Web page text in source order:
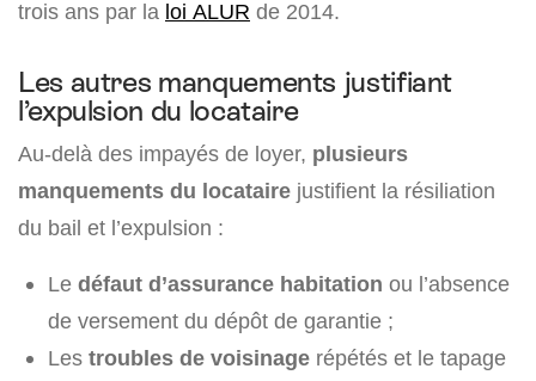
trois ans par la loi ALUR de 2014.
Les autres manquements justifiant
l’expulsion du locataire
Au-delà des impayés de loyer, plusieurs
manquements du locataire justifient la résiliation
du bail et l’expulsion :
Le défaut d’assurance habitation ou l’absence
de versement du dépôt de garantie ;
Les troubles de voisinage répétés et le tapage